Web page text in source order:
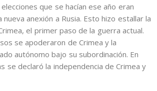
que se hacían ese año eran
anexión a Rusia. Esto hizo estallar la
el primer paso de la guerra actual.
se apoderaron de Crimea y la
autónomo bajo su subordinación. En
se declaró la independencia de Crimea y